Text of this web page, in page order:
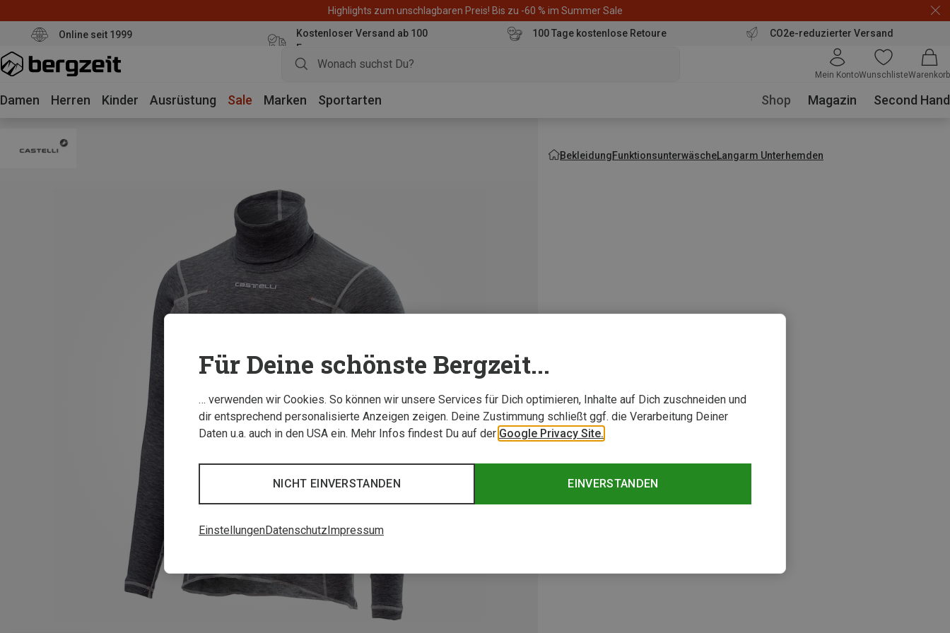
Highlights zum unschlagbaren Preis! Bis zu -60 % im Summer Sale
Online seit 1999
Kostenloser Versand ab 100
Euro
100 Tage kostenlose Retoure CO2e-reduzierter Versand
Mein KontoWunschlisteWarenkorb
Damen Herren Kinder Ausrüstung Sale Marken Sportarten Shop Magazin Second Hand
BekleidungFunktionsunterwäscheLangarm Unterhemden
Für Deine schönste Bergzeit...
… verwenden wir Cookies. So können wir unsere Services für Dich optimieren, Inhalte auf Dich zuschneiden und
dir entsprechend personalisierte Anzeigen zeigen. Deine Zustimmung schließt ggf. die Verarbeitung Deiner
Daten u.a. auch in den USA ein. Mehr Infos findest Du auf der Google Privacy Site.
EINVERSTANDEN
NICHT EINVERSTANDEN
EinstellungenDatenschutzImpressum